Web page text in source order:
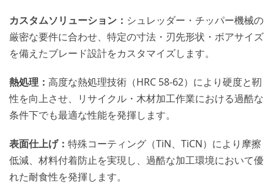
カスタムソリューション： シュレッダー・チッパー機械の
厳密な要件に合わせ、特定の寸法・刃先形状・ボアサイズ
を備えたブレード設計をカスタマイズします。
熱処理： 高度な熱処理技術（HRC 58-62）により硬度と靭
性を向上させ、リサイクル・木材加工作業における過酷な
条件下でも最適な性能を発揮します。
表面仕上げ： 特殊コーティング（TiN、TiCN）により摩擦
低減、材料付着防止を実現し、過酷な加工環境において優
れた耐食性を発揮します。